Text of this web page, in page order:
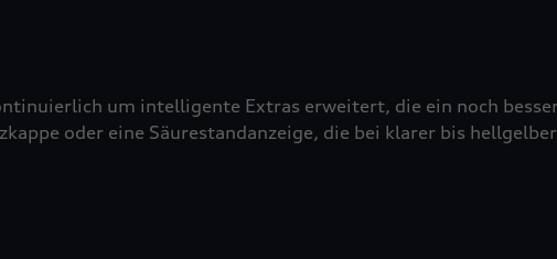
um intelligente Extras erweitert, die ein noch
oder eine Säurestandanzeige, die bei klarer bis